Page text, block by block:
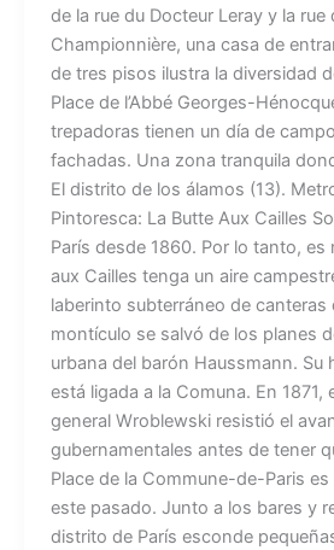
de la rue du Docteur Leray y la
Championnière, una casa de
de tres pisos ilustra la diversidad
Place de l’Abbé Georges-
trepadoras tienen un día de
fachadas. Una zona tranquila
El distrito de los álamos (13).
Pintoresca: La Butte Aux Cailles
París desde 1860. Por lo tanto, es
aux Cailles tenga un aire
laberinto subterráneo de canteras
montículo se salvó de los planes
urbana del barón Haussmann. Su
está ligada a la Comuna. En 1871,
general Wroblewski resistió el
gubernamentales antes de tener
Place de la Commune-de-Paris
este pasado. Junto a los bares y
distrito de París esconde